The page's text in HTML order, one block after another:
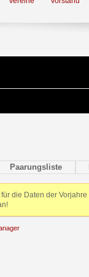
Paarungsliste
die Daten der Vorjahre